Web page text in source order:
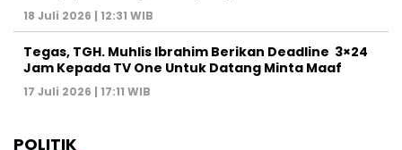
18 Juli 2026 | 12:31 WIB
Tegas, TGH. Muhlis Ibrahim Berikan Deadline 3×24
Jam Kepada TV One Untuk Datang Minta Maaf
17 Juli 2026 | 17:11 WIB
POLITIK